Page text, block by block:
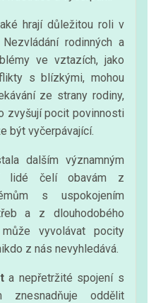
hrají důležitou roli v
rodinných a
ve vztazích, jako
s blízkými, mohou
ze strany rodiny,
zvyšují pocit povinnosti
být vyčerpávající.
dalším významným
lidé čelí obavám z
s uspokojením
a z dlouhodobého
vyvolávat pocity
z nás nevyhledává.
a nepřetržité spojení s
znesnadňuje oddělit